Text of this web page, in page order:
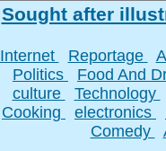
Sought after
Internet Reportage
Politics
Food And
culture
Technology
Cooking
electronics
Comedy